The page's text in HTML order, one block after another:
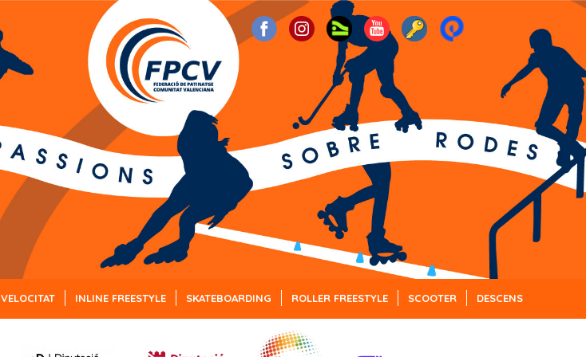
VELOCITAT INLINE FREESTYLE SKATEBOARDING ROLLER FREESTYLE SCOOTER DESCENS